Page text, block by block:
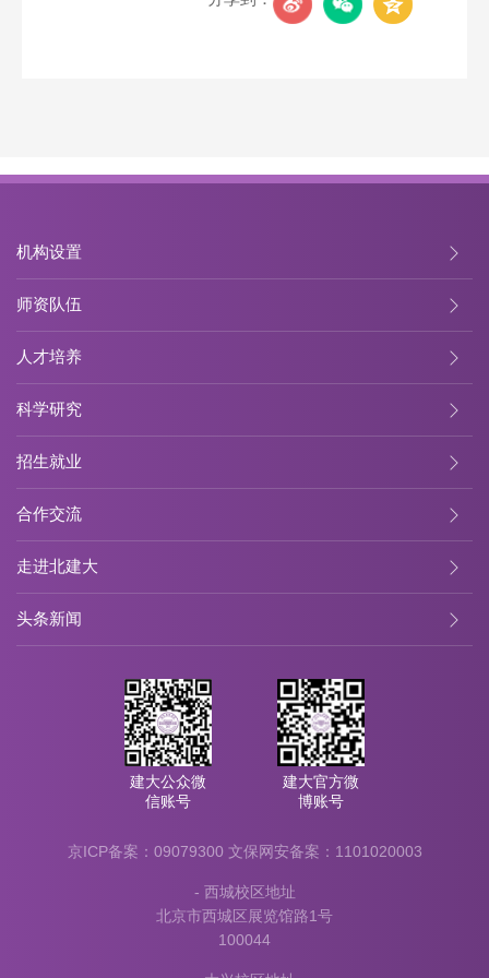
机构设置
师资队伍
人才培养
科学研究
招生就业
合作交流
走进北建大
头条新闻
建大公众微
信账号
建大官方微
博账号
京ICP备案：09079300 文保网安备案：1101020003
- 西城校区地址
北京市西城区展览馆路1号
100044